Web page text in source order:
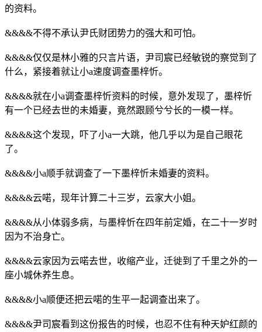
的资料。
&&&&不得不承认尹氏财团势力的强大和可怕。
&&&&仅仅是林小雅的只言片语，尹司宸已经敏锐的察觉到了
什么，紧接着就让小a速度调查墨梓忻。
&&&&就在小a调查墨梓忻资料的时候，意外发现了，墨梓忻
有一个已经去世的未婚妻，竟然跟顾兮兮长的一模一样。
&&&&这个发现，吓了小a一大跳，他几乎以为是自己眼花
了。
&&&&小a顺手就调查了一下墨梓忻未婚妻的资料。
&&&&云喏，现年计算二十三岁，云家大小姐。
&&&&从小体弱多病，与墨梓忻在四年前定婚，在二十一岁时
因为不治身亡。
&&&&云家因为云喏去世，收缩产业，迁徙到了千里之外的一
座小城休养生息。
&&&&小a顺便还把云喏的生平一起调查出来了。
&&&&尹司宸看到这份报告的时候，也忍不住有种天妒红颜的